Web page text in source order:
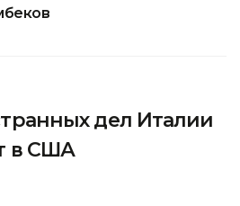
дел Италии
в США